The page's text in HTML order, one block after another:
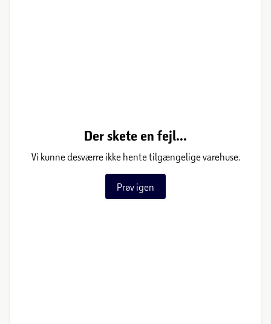
Der skete en fejl...
Vi kunne desværre ikke hente tilgængelige varehuse.
Prøv igen